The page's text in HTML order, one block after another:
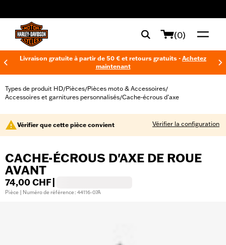
(0)
Livraison gratuite à partir de 50 € et retours gratuits - Achetez
maintenant
Types de produit HD/Pièces/Pièces moto & Accessoires/
Accessoires et garnitures personnalisés/Cache-écrous d’axe
Vérifier que cette pièce convient Vérifier la configuration
CACHE-ÉCROUS D'AXE DE ROUE
AVANT
74,00 CHF
Pièce | Numéro de référence : 44116-07A